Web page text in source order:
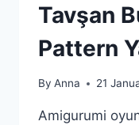
Tavşan
Pattern
By Anna 21
Amigurumi